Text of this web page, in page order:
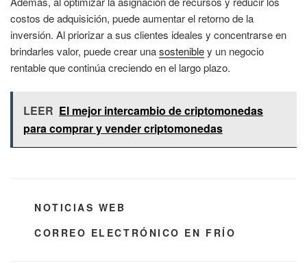
costos de adquisición, puede aumentar el retorno de la
inversión. Al priorizar a sus clientes ideales y concentrarse en
brindarles valor, puede crear unasostenibley un negocio
rentable que continúa creciendo en el largo plazo.
LEER El mejor intercambio de criptomonedas
para comprar y vender criptomonedas
CATEGORÍAS
NOTICIAS WEB
ETIQUETAS
CORREO ELECTRÓNICO EN FRÍO